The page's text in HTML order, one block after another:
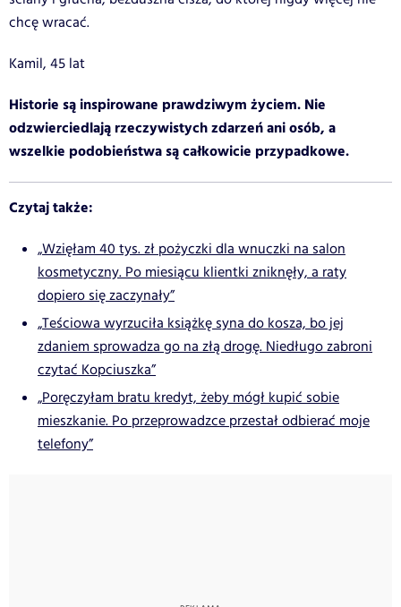
chcę wracać.
Kamil, 45 lat
Historie są inspirowane prawdziwym życiem. Nie
odzwierciedlają rzeczywistych zdarzeń ani osób, a
wszelkie podobieństwa są całkowicie przypadkowe.
Czytaj także:
„Wzięłam 40 tys. zł pożyczki dla wnuczki na salon
kosmetyczny. Po miesiącu klientki zniknęły, a raty
dopiero się zaczynały”
„Teściowa wyrzuciła książkę syna do kosza, bo jej
zdaniem sprowadza go na złą drogę. Niedługo zabroni
czytać Kopciuszka”
„Poręczyłam bratu kredyt, żeby mógł kupić sobie
mieszkanie. Po przeprowadzce przestał odbierać moje
telefony”